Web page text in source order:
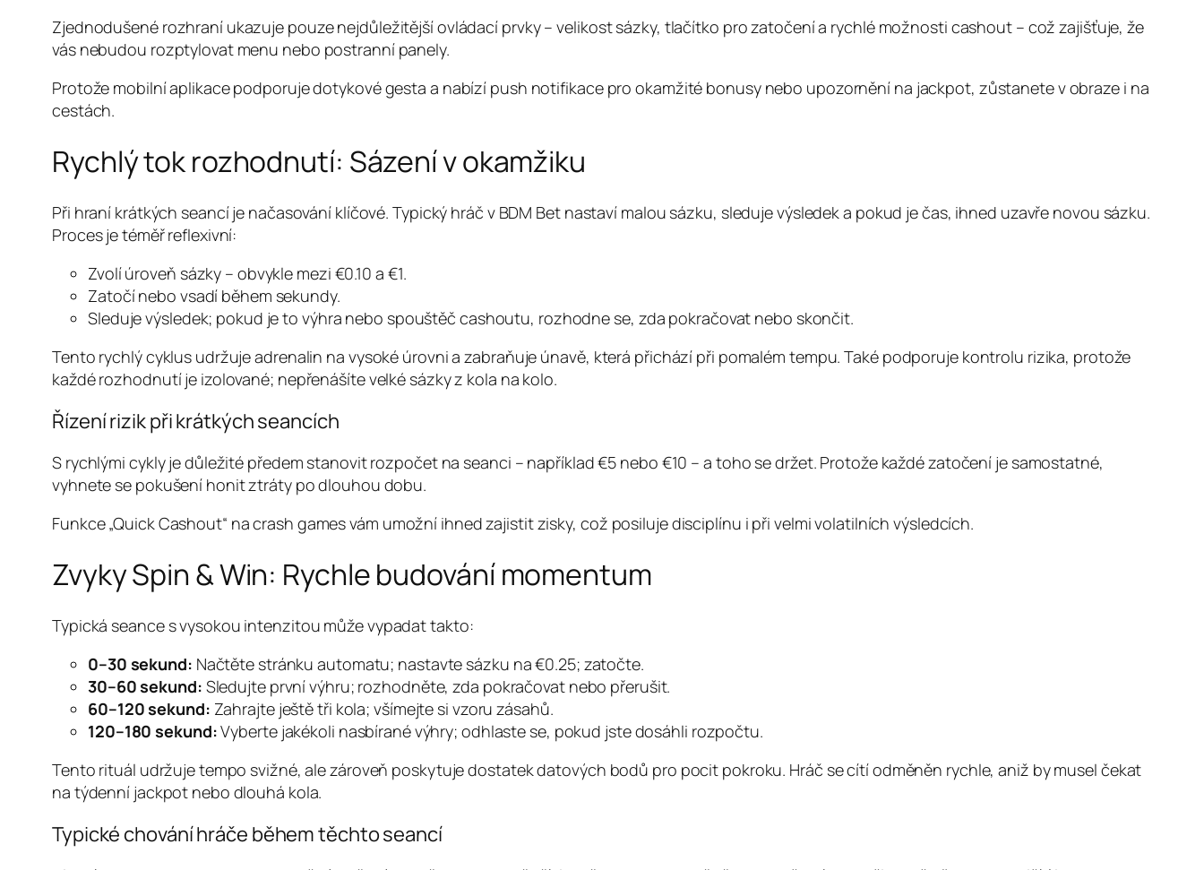
Zjednodušené rozhraní ukazuje pouze nejdůležitější ovládací prvky – velikost sázky, tlačítko pro zatočení a rychlé možnosti cashout – což zajišťuje, že
vás nebudou rozptylovat menu nebo postranní panely.
Protože mobilní aplikace podporuje dotykové gesta a nabízí push notifikace pro okamžité bonusy nebo upozornění na jackpot, zůstanete v obraze i na
cestách.
Rychlý tok rozhodnutí: Sázení v okamžiku
Při hraní krátkých seancí je načasování klíčové. Typický hráč v BDM Bet nastaví malou sázku, sleduje výsledek a pokud je čas, ihned uzavře novou sázku.
Proces je téměř reflexivní:
Zvolí úroveň sázky – obvykle mezi €0.10 a €1.
Zatočí nebo vsadí během sekundy.
Sleduje výsledek; pokud je to výhra nebo spouštěč cashoutu, rozhodne se, zda pokračovat nebo skončit.
Tento rychlý cyklus udržuje adrenalin na vysoké úrovni a zabraňuje únavě, která přichází při pomalém tempu. Také podporuje kontrolu rizika, protože
každé rozhodnutí je izolované; nepřenášíte velké sázky z kola na kolo.
Řízení rizik při krátkých seancích
S rychlými cykly je důležité předem stanovit rozpočet na seanci – například €5 nebo €10 – a toho se držet. Protože každé zatočení je samostatné,
vyhnete se pokušení honit ztráty po dlouhou dobu.
Funkce „Quick Cashout“ na crash games vám umožní ihned zajistit zisky, což posiluje disciplínu i při velmi volatilních výsledcích.
Zvyky Spin & Win: Rychle budování momentum
Typická seance s vysokou intenzitou může vypadat takto:
0–30 sekund: Načtěte stránku automatu; nastavte sázku na €0.25; zatočte.
30–60 sekund: Sledujte první výhru; rozhodněte, zda pokračovat nebo přerušit.
60–120 sekund: Zahrajte ještě tři kola; všímejte si vzoru zásahů.
120–180 sekund:Vyberte jakékoli nasbírané výhry; odhlaste se, pokud jste dosáhli rozpočtu.
Tento rituál udržuje tempo svižné, ale zároveň poskytuje dostatek datových bodů pro pocit pokroku. Hráč se cítí odměněn rychle, aniž by musel čekat
na týdenní jackpot nebo dlouhá kola.
Typické chování hráče během těchto seancí